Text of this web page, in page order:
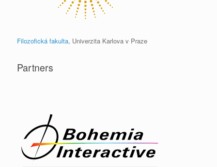
Filozofická fakulta, Univerzita Karlova v Praze
Partners